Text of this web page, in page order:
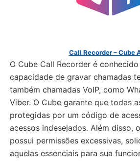
Call Recorder – Cube
O Cube Call Recorder é
capacidade de gravar chamadas
também chamadas VoIP, como
Viber. O Cube garante que todas
protegidas por um código de
acessos indesejados. Além disso,
possui permissões excessivas,
aquelas essenciais para sua